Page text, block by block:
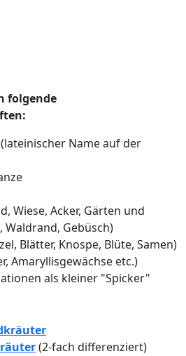
folgende
Name auf der
Wiese, Acker, Gärten und
Waldrand, Gebüsch)
Blätter, Knospe, Blüte, Samen)
Amaryllisgewächse etc.)
als kleiner "Spicker"
(2-fach differenziert)